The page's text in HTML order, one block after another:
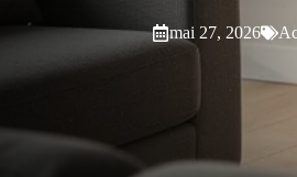
mai 27, 2026